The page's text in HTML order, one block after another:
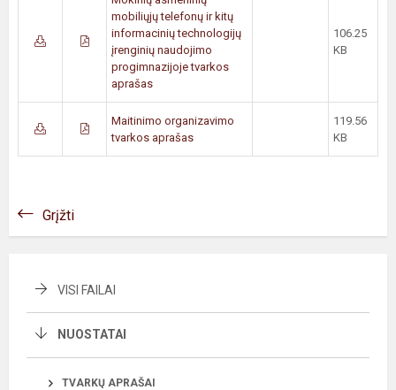
mobiliųjų telefonų ir kitų
informacinių technologijų
įrenginių naudojimo
progimnazijoje tvarkos
aprašas
106.25
KB
Maitinimo organizavimo
tvarkos aprašas
119.56
KB
Grįžti
VISI FAILAI
NUOSTATAI
TVARKŲ APRAŠAI